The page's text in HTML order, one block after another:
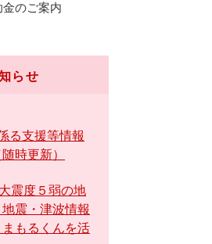
のご案内
らせ
る支援等情報
時更新）
震度５弱の地
震・津波情報
もるくんを活